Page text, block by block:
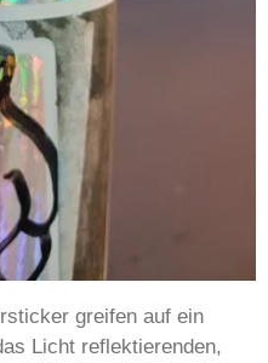
greifen auf ein
Licht reflektierenden,